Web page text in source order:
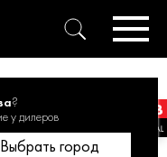
?
у дилеров
Выбрать город